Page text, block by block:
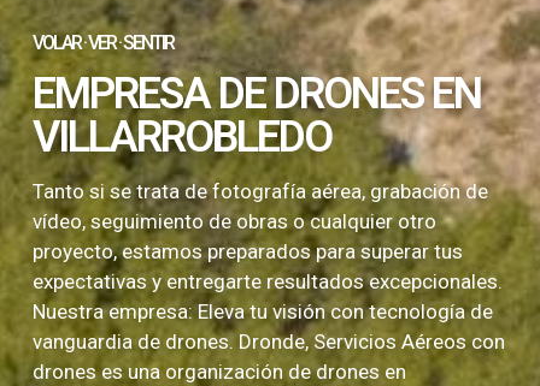
VOLAR · VER · SENTIR
EMPRESA DE DRONES EN
VILLARROBLEDO
Tanto si se trata de fotografía aérea, grabación de
vídeo, seguimiento de obras o cualquier otro
proyecto, estamos preparados para superar tus
expectativas y entregarte resultados excepcionales.
Nuestra empresa: Eleva tu visión con tecnología de
vanguardia de drones. Dronde, Servicios Aéreos con
drones es una organización de drones en